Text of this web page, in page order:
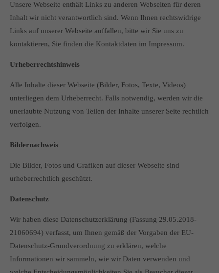
Unsere Webseite enthält Links zu anderen Webseiten für deren
Inhalt wir nicht verantwortlich sind. Wenn Ihnen rechtswidrige
Links auf unserer Webseite auffallen, bitte wir Sie uns zu
kontaktieren, Sie finden die Kontaktdaten im Impressum.
Urheberrechtshinweis
Alle Inhalte dieser Webseite (Bilder, Fotos, Texte, Videos)
unterliegen dem Urheberrecht. Falls notwendig, werden wir die
unerlaubte Nutzung von Teilen der Inhalte unserer Seite rechtlich
verfolgen.
Bildernachweis
Die Bilder, Fotos und Grafiken auf dieser Webseite sind
urheberrechtlich geschützt.
Datenschutz
Wir haben diese Datenschutzerklärung (Fassung 29.05.2018-
21060694) verfasst, um Ihnen gemäß der Vorgaben der EU-
Datenschutz-Grundverordnung zu erklären, welche
Informationen wir sammeln, wie wir Daten verwenden und